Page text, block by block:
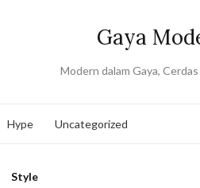
Gaya
Modern dalam Gaya,
Hype Uncategorized
Style